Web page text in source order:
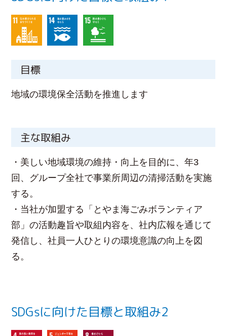
目標
地域の環境保全活動を推進します
主な取組み
・美しい地域環境の維持・向上を目的に、年3
回、グループ全社で事業所周辺の清掃活動を実施
する。
・当社が加盟する「とやま海ごみボランティア
部」の活動趣旨や取組内容を、社内広報を通じて
発信し、社員一人ひとりの環境意識の向上を図
る。
SDGsに向けた目標と取組み2